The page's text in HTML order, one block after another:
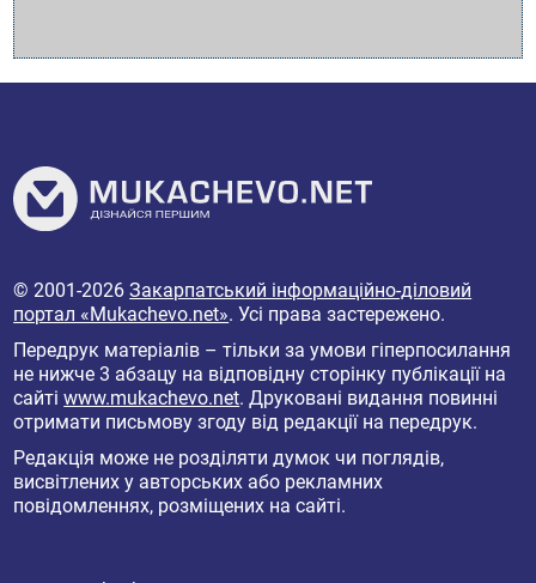
© 2001-2026Закарпатський інформаційно-діловий
портал «Mukachevo.net». Усі права застережено.
Передрук матеріалів – тільки за умови гіперпосилання
не нижче 3 абзацу на відповідну сторінку публікації на
сайтіwww.mukachevo.net. Друковані видання повинні
отримати письмову згоду від редакції на передрук.
Редакція може не розділяти думок чи поглядів,
висвітлених у авторських або рекламних
повідомленнях, розміщених на сайті.